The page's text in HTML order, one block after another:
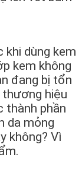
khi dùng kem
kem không
đang bị tổn
hiệu
thành phần
da mỏng
không? Vì